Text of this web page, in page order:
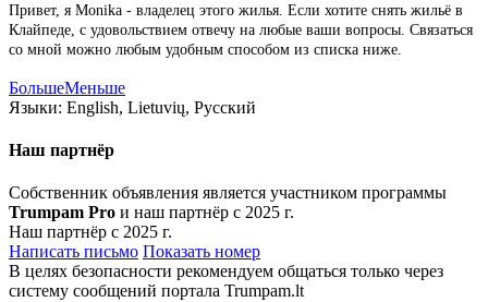
Привет, я Monika - владелец этого жилья. Если хотите снять жильё в
Клайпеде, с удовольствием отвечу на любые ваши вопросы. Связаться
со мной можно любым удобным способом из списка ниже.
БольшеМеньше
Языки: English, Lietuvių, Русский
Наш партнёр
Собственник объявления является участником программы
Trumpam Pro и наш партнёр с 2025 г.
Наш партнёр с 2025 г.
Написать письмо Показать номер
В целях безопасности рекомендуем общаться только через
систему сообщений портала Trumpam.lt